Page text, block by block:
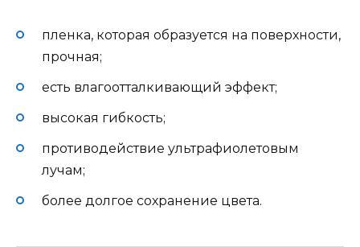
пленка, которая образуется на поверхности,
прочная;
есть влагоотталкивающий эффект;
высокая гибкость;
противодействие ультрафиолетовым
лучам;
более долгое сохранение цвета.